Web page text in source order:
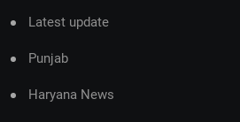
Latest update
Punjab
Haryana News